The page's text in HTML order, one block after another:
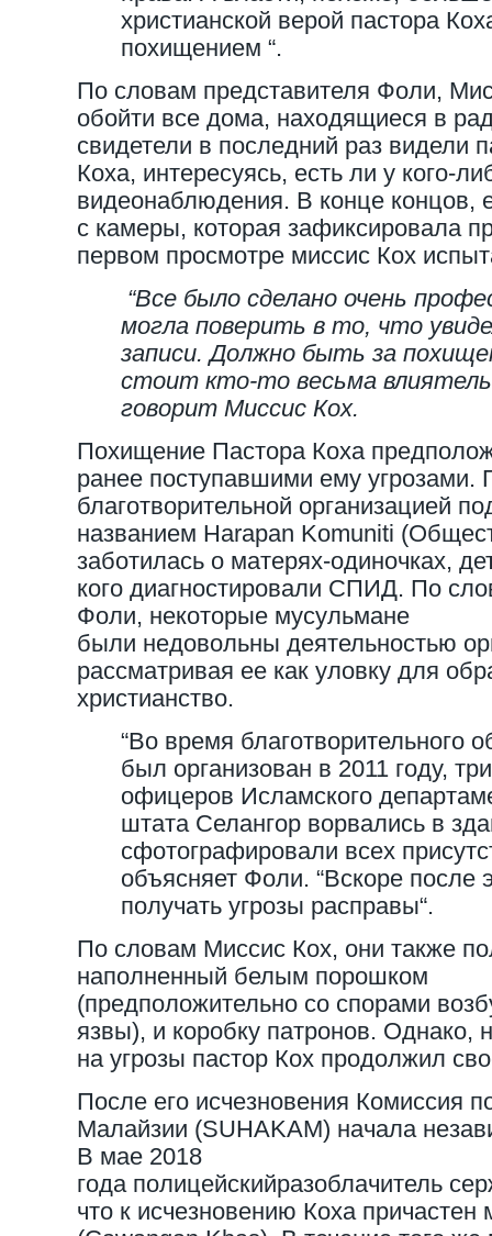
христианской верой пастора
похищением “.
По словам представителя Фоли,
обойти все дома, находящиеся в
свидетели в последний раз видели
Коха, интересуясь, есть ли у кого-
видеонаблюдения. В конце концов,
с камеры, которая зафиксировала
первом просмотре миссис Кох
“Все было сделано очень
могла поверить в то, что
записи. Должно быть за
стоит кто-то весьма
говорит Миссис Кох.
Похищение Пастора Коха
ранее поступавшими ему угрозами.
благотворительной организацией
названием Harapan Komuniti
заботилась о матерях-одиночках,
кого диагностировали СПИД. По
Фоли, некоторые мусульмане
были недовольны деятельностью
рассматривая ее как уловку для
христианство.
“Во время благотворительного
был организован в 2011 году,
офицеров Исламского
штата Селангор ворвались в
сфотографировали всех
объясняет Фоли. “Вскоре после
получать угрозы расправы“.
По словам Миссис Кох, они также
наполненный белым порошком
(предположительно со спорами
язвы), и коробку патронов. Однако,
на угрозы пастор Кох продолжил
После его исчезновения Комиссия
Малайзии (SUHAKAM) начала
В мае 2018
года полицейскийразоблачитель
что к исчезновению Коха причастен